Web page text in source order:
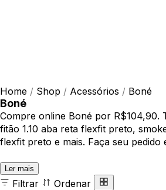
Home / Shop / Acessórios / Boné
Boné
Compre online Boné por R$104,90.
fitão 1.10 aba reta flexfit preto,
flexfit preto e mais. Faça seu pedido
Ler mais
Filtrar
Ordenar